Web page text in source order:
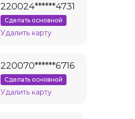
220024******4731
Сделать основной
Удалить карту
220070******6716
Сделать основной
Удалить карту